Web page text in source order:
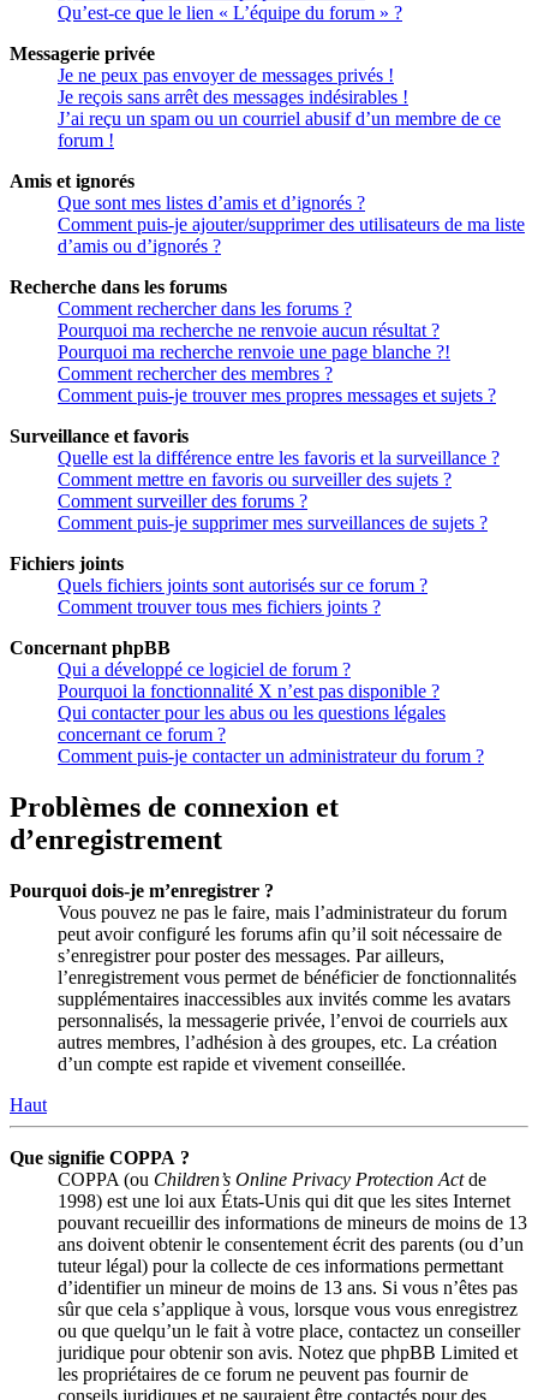
Qu’est-ce que le lien « L’équipe du forum » ?
Messagerie privée
Je ne peux pas envoyer de messages privés !
Je reçois sans arrêt des messages indésirables !
J’ai reçu un spam ou un courriel abusif d’un membre de ce
forum !
Amis et ignorés
Que sont mes listes d’amis et d’ignorés ?
Comment puis-je ajouter/supprimer des utilisateurs de ma liste
d’amis ou d’ignorés ?
Recherche dans les forums
Comment rechercher dans les forums ?
Pourquoi ma recherche ne renvoie aucun résultat ?
Pourquoi ma recherche renvoie une page blanche ?!
Comment rechercher des membres ?
Comment puis-je trouver mes propres messages et sujets ?
Surveillance et favoris
Quelle est la différence entre les favoris et la surveillance ?
Comment mettre en favoris ou surveiller des sujets ?
Comment surveiller des forums ?
Comment puis-je supprimer mes surveillances de sujets ?
Fichiers joints
Quels fichiers joints sont autorisés sur ce forum ?
Comment trouver tous mes fichiers joints ?
Concernant phpBB
Qui a développé ce logiciel de forum ?
Pourquoi la fonctionnalité X n’est pas disponible ?
Qui contacter pour les abus ou les questions légales
concernant ce forum ?
Comment puis-je contacter un administrateur du forum ?
Problèmes de connexion et
d’enregistrement
Pourquoi dois-je m’enregistrer ?
Vous pouvez ne pas le faire, mais l’administrateur du forum
peut avoir configuré les forums afin qu’il soit nécessaire de
s’enregistrer pour poster des messages. Par ailleurs,
l’enregistrement vous permet de bénéficier de fonctionnalités
supplémentaires inaccessibles aux invités comme les avatars
personnalisés, la messagerie privée, l’envoi de courriels aux
autres membres, l’adhésion à des groupes, etc. La création
d’un compte est rapide et vivement conseillée.
Haut
Que signifie COPPA ?
COPPA (ou Children’s Online Privacy Protection Actde
1998) est une loi aux États-Unis qui dit que les sites Internet
pouvant recueillir des informations de mineurs de moins de 13
ans doivent obtenir le consentement écrit des parents (ou d’un
tuteur légal) pour la collecte de ces informations permettant
d’identifier un mineur de moins de 13 ans. Si vous n’êtes pas
sûr que cela s’applique à vous, lorsque vous vous enregistrez
ou que quelqu’un le fait à votre place, contactez un conseiller
juridique pour obtenir son avis. Notez que phpBB Limited et
les propriétaires de ce forum ne peuvent pas fournir de
conseils juridiques et ne sauraient être contactés pour des